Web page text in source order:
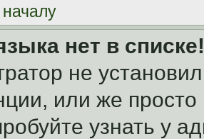
нет в списке!
не
или же
узнать у